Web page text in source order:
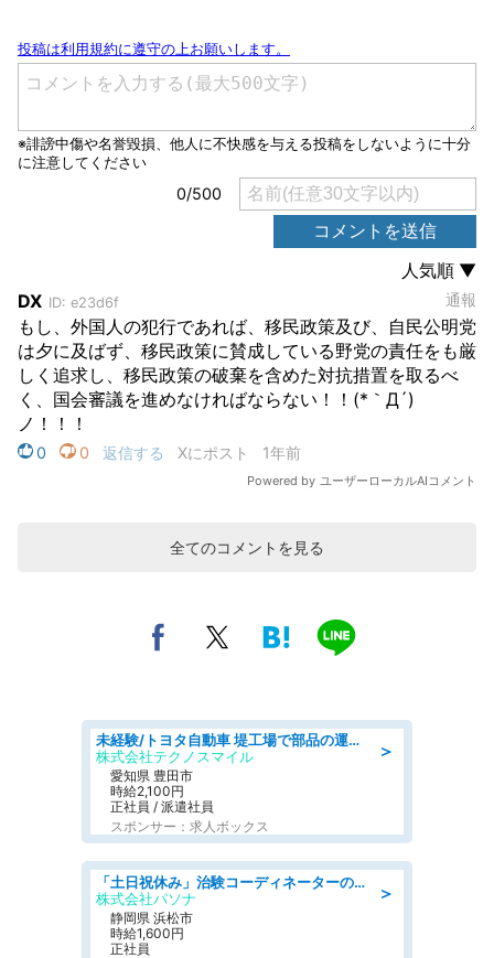
全てのコメントを見る
＞
未経験/トヨタ自動車 堤工場で部品の運搬作業/tutumi
株式会社テクノスマイル
愛知県 豊田市
時給2,100円
正社員 / 派遣社員
スポンサー：求人ボックス
＞
「土日祝休み」治験コーディネーターのお仕事/未経験OK
株式会社パソナ
静岡県 浜松市
時給1,600円
正社員